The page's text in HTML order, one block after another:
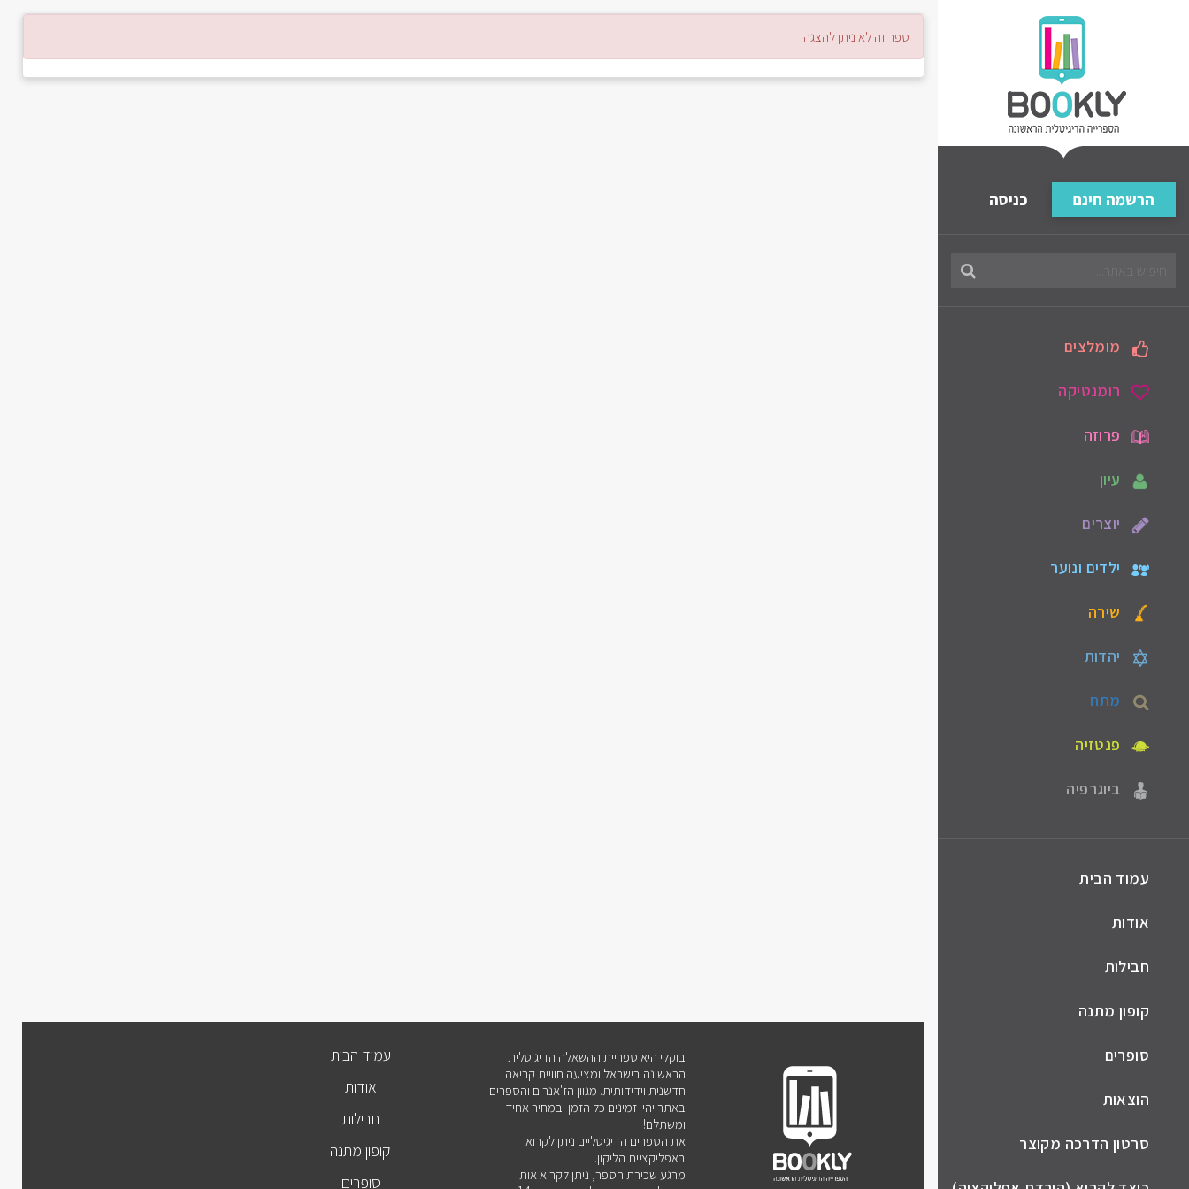
הרשמה חינם כניסה
מומלצים
רומנטיקה
פרוזה
עיון
יוצרים
ילדים ונוער
שירה
יהדות
מתח
פנטזיה
ביוגרפיה
עמוד הבית
אודות
חבילות
קופון מתנה
סופרים
הוצאות
סרטון הדרכה מקוצר
ספר זה לא ניתן להצגה
בוקלי היא ספריית ההשאלה הדיגיטלית
הראשונה בישראל ומציעה חוויית קריאה
חדשנית וידידותית. מגוון הז'אנרים והספרים
באתר יהיו זמינים כל הזמן ובמחיר אחיד
ומשתלם!
את הספרים הדיגיטליים ניתן לקרוא
באפליקציית הליקון.
מרגע שכירת הספר, ניתן לקרוא אותו
עמוד הבית
אודות
חבילות
קופון מתנה
סופרים